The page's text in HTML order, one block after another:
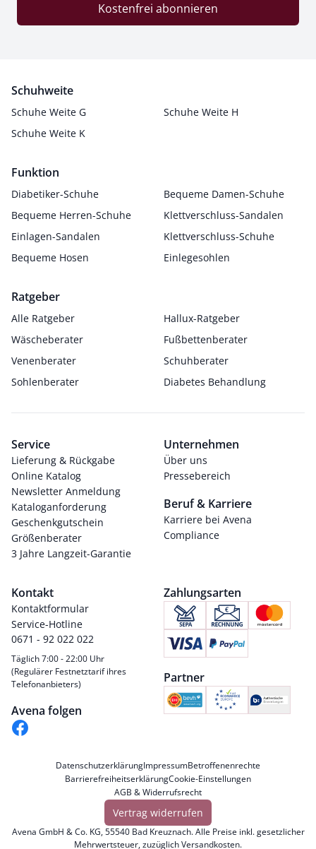
Kostenfrei abonnieren
Schuhweite
Schuhe Weite G
Schuhe Weite H
Schuhe Weite K
Funktion
Diabetiker-Schuhe
Bequeme Damen-Schuhe
Bequeme Herren-Schuhe
Klettverschluss-Sandalen
Einlagen-Sandalen
Klettverschluss-Schuhe
Bequeme Hosen
Einlegesohlen
Ratgeber
Alle Ratgeber
Hallux-Ratgeber
Wäscheberater
Fußbettenberater
Venenberater
Schuhberater
Sohlenberater
Diabetes Behandlung
Service
Lieferung & Rückgabe
Online Katalog
Newsletter Anmeldung
Kataloganforderung
Geschenkgutschein
Größenberater
3 Jahre Langzeit-Garantie
Unternehmen
Über uns
Pressebereich
Beruf & Karriere
Karriere bei Avena
Compliance
Kontakt
Kontaktformular
Service-Hotline
0671 - 92 022 022
Täglich 7:00 - 22:00 Uhr
(Regulärer Festnetztarif ihres
Telefonanbieters)
Avena folgen
Zahlungsarten
Partner
DatenschutzerklärungImpressumBetroffenenrechte
BarrierefreiheitserklärungCookie-Einstellungen
AGB & Widerrufsrecht
Vertrag widerrufen
Avena GmbH & Co. KG, 55540 Bad Kreuznach. Alle Preise inkl. gesetzlicher
Mehrwertsteuer, zuzüglichVersandkosten.